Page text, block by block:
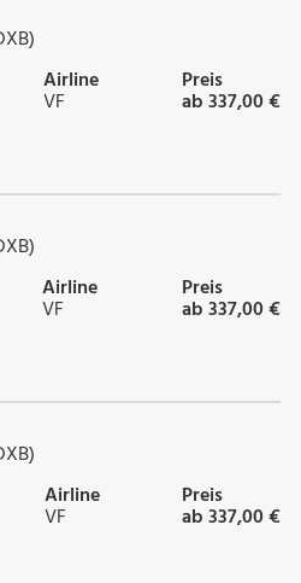
Airline
VF
Preis
ab 337,00 €
Airline
VF
Preis
ab 337,00 €
Airline
VF
Preis
ab 337,00 €